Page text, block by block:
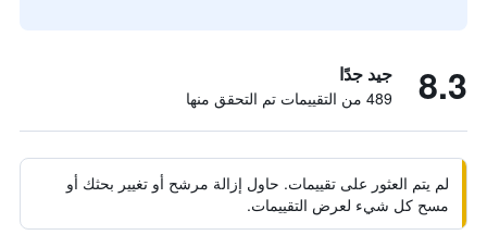
8.3 جيد جدًا
489 من التقييمات تم التحقق منها
لم يتم العثور على تقييمات. حاول إزالة مرشح أو تغيير بحثك أو
مسح كل شيء لعرض التقييمات.